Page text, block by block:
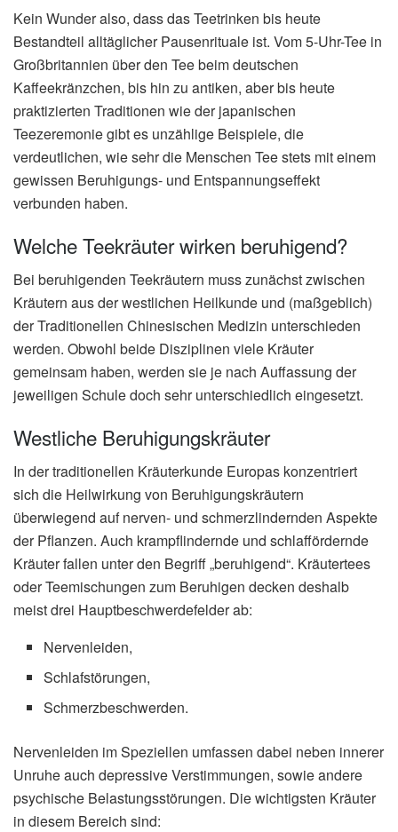
Kein Wunder also, dass das Teetrinken bis heute
Bestandteil alltäglicher Pausenrituale ist. Vom 5-Uhr-Tee in
Großbritannien über den Tee beim deutschen
Kaffeekränzchen, bis hin zu antiken, aber bis heute
praktizierten Traditionen wie der japanischen
Teezeremonie gibt es unzählige Beispiele, die
verdeutlichen, wie sehr die Menschen Tee stets mit einem
gewissen Beruhigungs- und Entspannungseffekt
verbunden haben.
Welche Teekräuter wirken beruhigend?
Bei beruhigenden Teekräutern muss zunächst zwischen
Kräutern aus der westlichen Heilkunde und (maßgeblich)
der Traditionellen Chinesischen Medizin unterschieden
werden. Obwohl beide Disziplinen viele Kräuter
gemeinsam haben, werden sie je nach Auffassung der
jeweiligen Schule doch sehr unterschiedlich eingesetzt.
Westliche Beruhigungskräuter
In der traditionellen Kräuterkunde Europas konzentriert
sich die Heilwirkung von Beruhigungskräutern
überwiegend auf nerven- und schmerzlindernden Aspekte
der Pflanzen. Auch krampflindernde und schlaffördernde
Kräuter fallen unter den Begriff „beruhigend“. Kräutertees
oder Teemischungen zum Beruhigen decken deshalb
meist drei Hauptbeschwerdefelder ab:
Nervenleiden,
Schlafstörungen,
Schmerzbeschwerden.
Nervenleiden im Speziellen umfassen dabei neben innerer
Unruhe auch depressive Verstimmungen, sowie andere
psychische Belastungsstörungen. Die wichtigsten Kräuter
in diesem Bereich sind: